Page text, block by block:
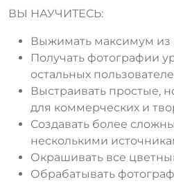
ВЫ НАУЧИТЕСЬ:
Выжимать максимум из
Получать фотографии
остальных
Выстраивать простые,
для коммерческих и
Создавать более
несколькими
Окрашивать все
Обрабатывать